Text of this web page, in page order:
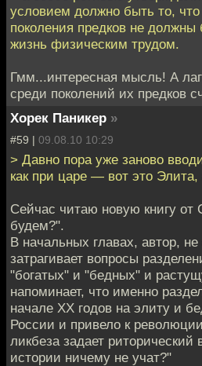
условием должно быть то,
поколения предков не
жизнь физическим трудом.
Гмм...интересная мысль! А
среди поколений их предков
Хорек Паникер »
#59 | 09.08.10 10:29
> Давно пора уже заново
как при царе — вот это
Cейчас читаю новую книгу
будем?".
В начальных главах, автор,
затрагивает вопросы
"богатых" и "бедных" и
напоминает, что именно
начале XX годов на элиту и
России и привело к
ликбеза задает риторический
истории ничему не учат?"